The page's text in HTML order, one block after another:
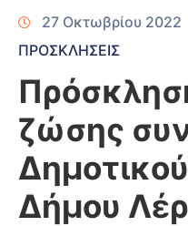
27 Οκτωβρίου 2022
ΠΡΟΣΚΛΗΣΕΙΣ
ζώσης
Δήμου